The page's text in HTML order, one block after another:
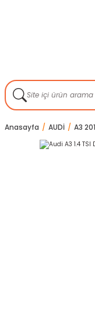
Anasayfa AUDİ A3